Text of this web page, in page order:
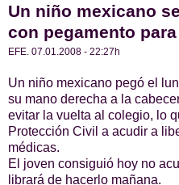
Un niño mexicano
con pegamento
EFE. 07.01.2008 - 22:27h
Un niño mexicano pegó el
su mano derecha a la
evitar la vuelta al colegio, lo
Protección Civil a acudir a
médicas.
El joven consiguió hoy no
librará de hacerlo mañana.